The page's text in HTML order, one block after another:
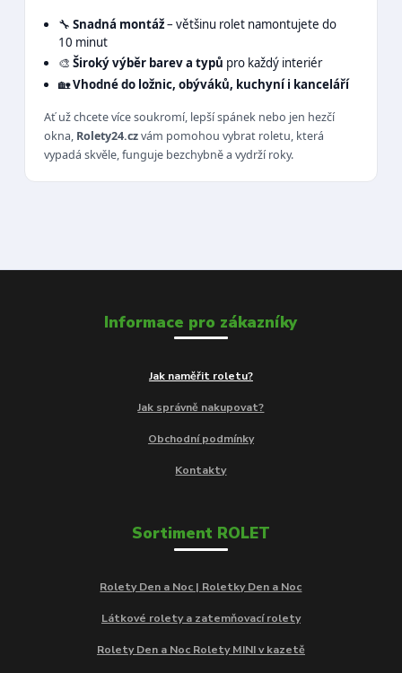
🔧 Snadná montáž– většinu rolet namontujete do
10 minut
🎨 Široký výběr barev a typů pro každý interiér
🏡Vhodné do ložnic, obýváků, kuchyní i kanceláří
Ať už chcete více soukromí, lepší spánek nebo jen hezčí
okna, Rolety24.czvám pomohou vybrat roletu, která
vypadá skvěle, funguje bezchybně a vydrží roky.
Informace pro zákazníky
Jak naměřit roletu?
Jak správně nakupovat?
Obchodní podmínky
Kontakty
Sortiment ROLET
Rolety Den a Noc | Roletky Den a Noc
Látkové rolety a zatemňovací rolety
Rolety Den a Noc Rolety MINI v kazetě